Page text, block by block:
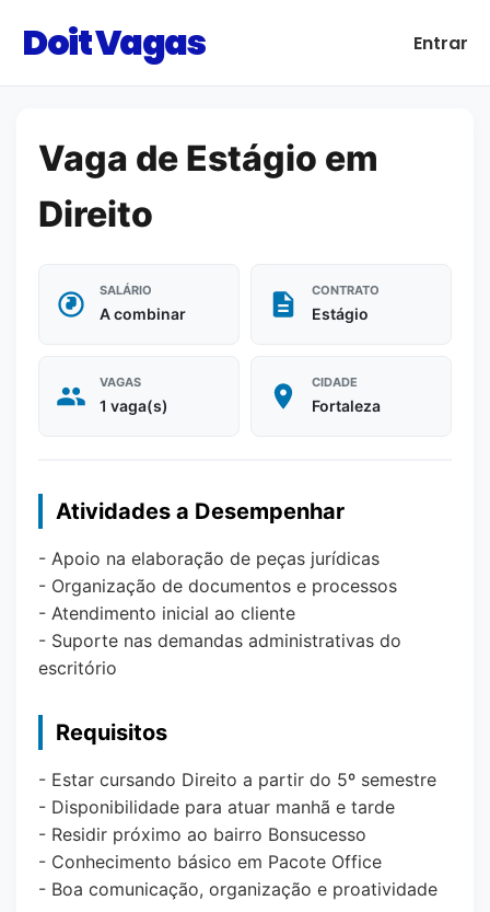
Doit Vagas Entrar
Vaga de Estágio em
Direito
SALÁRIO
A combinar
CONTRATO
Estágio
VAGAS
1 vaga(s)
CIDADE
Fortaleza
Atividades a Desempenhar
- Apoio na elaboração de peças jurídicas
- Organização de documentos e processos
- Atendimento inicial ao cliente
- Suporte nas demandas administrativas do
escritório
Requisitos
- Estar cursando Direito a partir do 5º semestre
- Disponibilidade para atuar manhã e tarde
- Residir próximo ao bairro Bonsucesso
- Conhecimento básico em Pacote Office
- Boa comunicação, organização e proatividade